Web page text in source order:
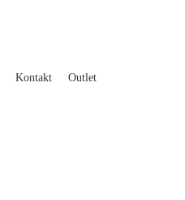
Kontakt Outlet